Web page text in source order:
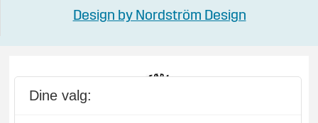
Design by Nordström Design
Dine valg: